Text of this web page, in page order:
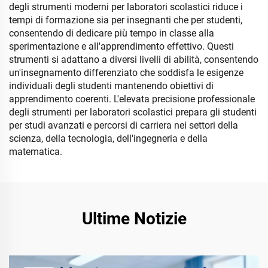
degli strumenti moderni per laboratori scolastici riduce i
tempi di formazione sia per insegnanti che per studenti,
consentendo di dedicare più tempo in classe alla
sperimentazione e all'apprendimento effettivo. Questi
strumenti si adattano a diversi livelli di abilità, consentendo
un'insegnamento differenziato che soddisfa le esigenze
individuali degli studenti mantenendo obiettivi di
apprendimento coerenti. L'elevata precisione professionale
degli strumenti per laboratori scolastici prepara gli studenti
per studi avanzati e percorsi di carriera nei settori della
scienza, della tecnologia, dell'ingegneria e della
matematica.
Ultime Notizie